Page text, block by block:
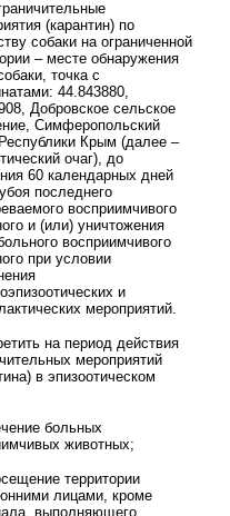
(карантин) по
собаки на ограниченной
– месте обнаружения
точка с
44.843880,
Добровское сельское
Симферопольский
Крым (далее –
очаг), до
60 календарных дней
последнего
восприимчивого
и (или) уничтожения
восприимчивого
при условии
и
мероприятий.
на период действия
мероприятий
в эпизоотическом
больных
животных;
территории
лицами, кроме
выполняющего